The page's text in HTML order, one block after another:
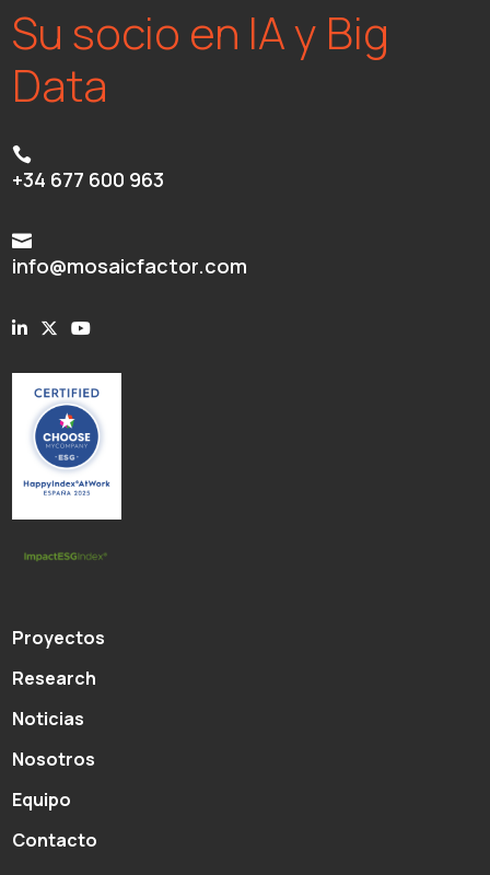
Su socio en IA y Big
Data

+34 677 600 963

info@mosaicfactor.com
Proyectos
Research
Noticias
Nosotros
Equipo
Contacto